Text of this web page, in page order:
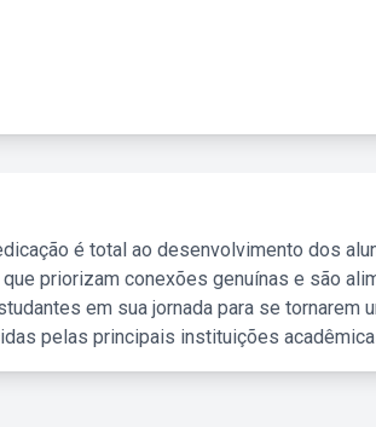
é total ao desenvolvimento dos
priorizam conexões genuínas e são
em sua jornada para se tornarem
pelas principais instituições